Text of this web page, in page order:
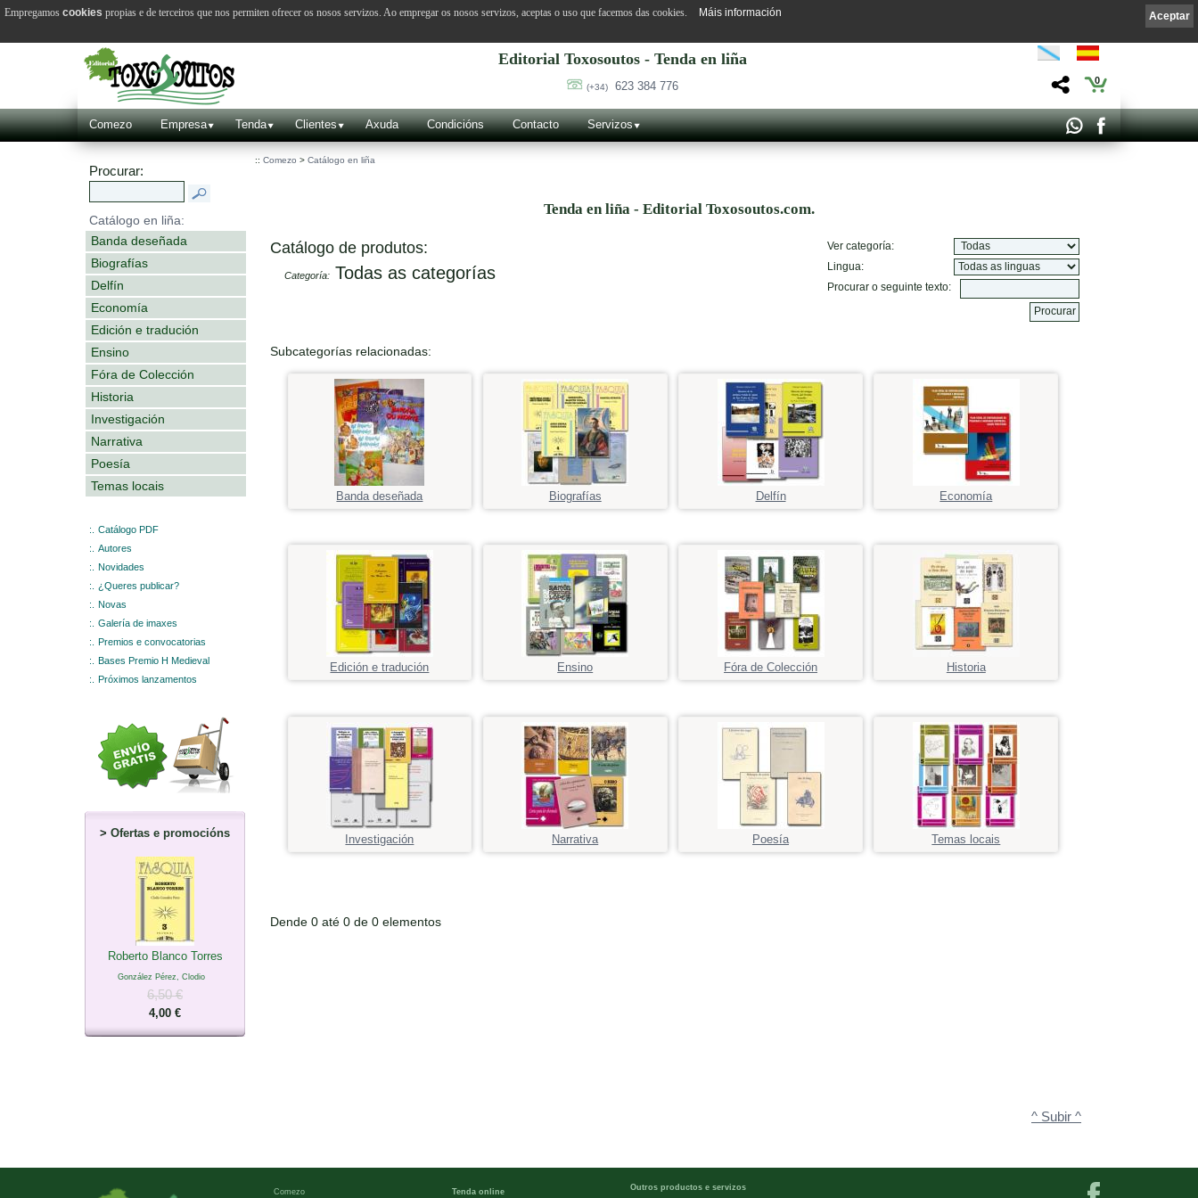
Editorial Toxosoutos - Tenda en liña
(+34) 623 384 776 0
Comezo Empresa Tenda Clientes Axuda Condicións Contacto Servizos
Procurar:
Catálogo en liña:
Banda deseñada
Biografías
Delfín
Economía
Edición e tradución
Ensino
Fóra de Colección
Historia
Investigación
Narrativa
Poesía
Temas locais
:.
Catálogo PDF
:.
Autores
:.
Novidades
:.
¿Queres publicar?
:.
Novas
:.
Galería de imaxes
:.
Premios e convocatorias
:.
Bases Premio H Medieval
:.
Próximos lanzamentos
> Ofertas e promocións
Roberto Blanco Torres
González Pérez, Clodio
6,50 €
4,00 €
:: Comezo > Catálogo en liña
Tenda en liña - Editorial Toxosoutos.com.
Catálogo de produtos:
Categoría: Todas as categorías
Ver categoría:
Lingua:
Procurar o seguinte texto:
Subcategorías relacionadas:
Banda deseñada Biografías Delfín Economía
Edición e tradución Ensino Fóra de Colección Historia
Investigación Narrativa Poesía Temas locais
Dende 0 até 0 de 0 elementos
^ Subir ^
Comezo Tenda online Outros productos e servizos
Aceptar
Empregamos cookies propias e de terceiros que nos permiten ofrecer os nosos servizos. Ao empregar os nosos servizos, aceptas o uso que facemos das cookies. Máis información